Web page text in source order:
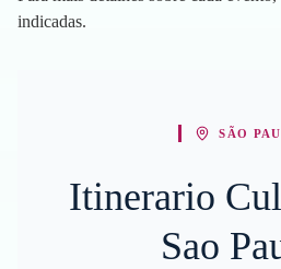
indicadas.
SÃO
Itinerario
Sao